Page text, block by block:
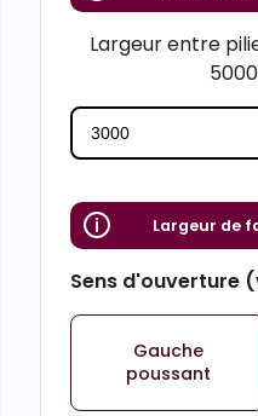
Largeur entre
Largeur de
Sens d'ouverture
Gauche
poussant